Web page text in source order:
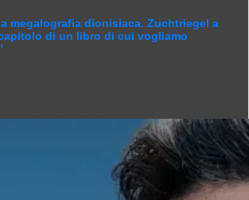
megalografia dionisiaca. Zuchtriegel a
di un libro di cui vogliamo